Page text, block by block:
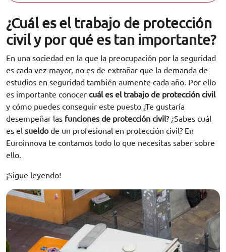
¿Cuál es el trabajo de protección
civil y por qué es tan importante?
En una sociedad en la que la preocupación por la seguridad
es cada vez mayor, no es de extrañar que la demanda de
estudios en seguridad también aumente cada año. Por ello
es importante conocer cuál es el trabajo de protección civil
y cómo puedes conseguir este puesto ¿Te gustaría
desempeñar las funciones de protección civil? ¿Sabes cuál
es el sueldode un profesional en protección civil? En
Euroinnova te contamos todo lo que necesitas saber sobre
ello.
¡Sigue leyendo!